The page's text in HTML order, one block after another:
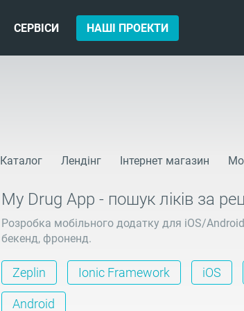
СЕРВІСИ НАШІ ПРОЕКТИ
Каталог Лендінг Інтернет магазин
My Drug App - пошук ліків за
Розробка мобільного додатку для iOS/
бекенд, фроненд.
Zeplin Ionic Framework iOS
Android